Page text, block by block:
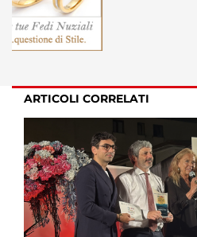
ARTICOLI CORRELATI